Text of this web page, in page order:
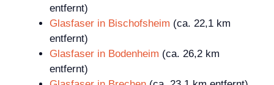
entfernt)
Glasfaser in Bischofsheim (ca. 22,1 km
entfernt)
Glasfaser in Bodenheim (ca. 26,2 km
entfernt)